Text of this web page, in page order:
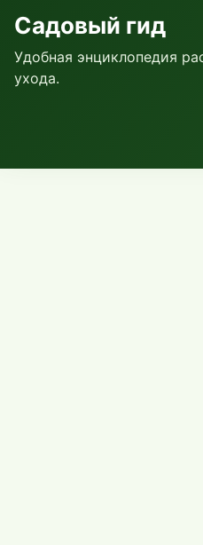
Садовый гид
Удобная энциклопедия
ухода.